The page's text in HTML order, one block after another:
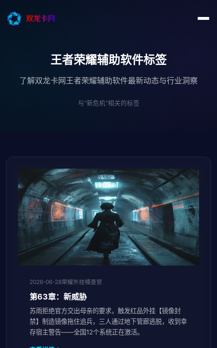
王者荣耀辅助软件标签
了解双龙卡网王者荣耀辅助软件最新动态与行业洞察
与"新危机"相关的标签
2026-06-28荣耀外挂稽查官
第63章：新威胁
苏雨拒绝官方交出母亲的要求，触发红品外挂【镜像封
禁】制造镜像拖住追兵，三人通过地下管廊逃脱，收到幸
存宿主警告——全国12个系统正在激活。